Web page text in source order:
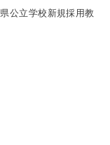
公立学校新規採用教